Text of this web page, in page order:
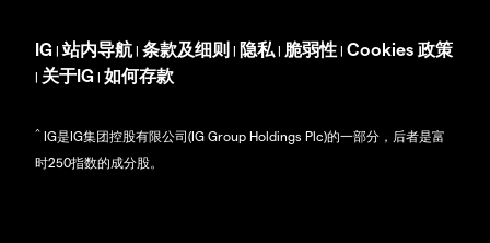
IG |站内导航 | 条款及细则 | 隐私 | 脆弱性 | Cookies 政策
| 关于IG | 如何存款
^ IG是IG集团控股有限公司(IG Group Holdings Plc)的一部分，后者是富
时250指数的成分股。